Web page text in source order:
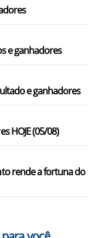
e ganhadores
e ganhadores
HOJE (05/08)
rende a fortuna do